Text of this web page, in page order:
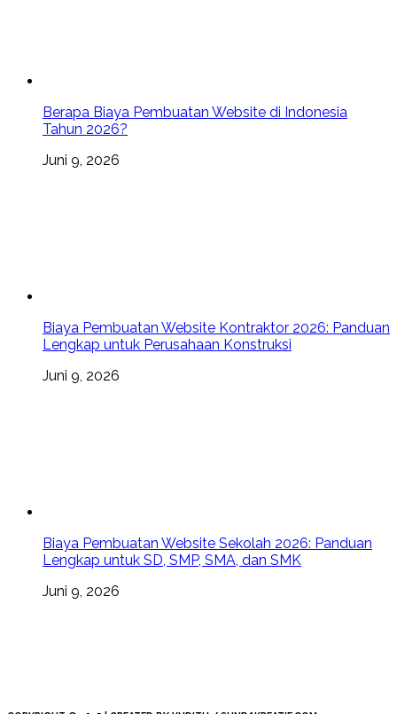
Berapa Biaya Pembuatan Website di Indonesia
Tahun 2026?
Juni 9, 2026
Biaya Pembuatan Website Kontraktor 2026: Panduan
Lengkap untuk Perusahaan Konstruksi
Juni 9, 2026
Biaya Pembuatan Website Sekolah 2026: Panduan
Lengkap untuk SD, SMP, SMA, dan SMK
Juni 9, 2026